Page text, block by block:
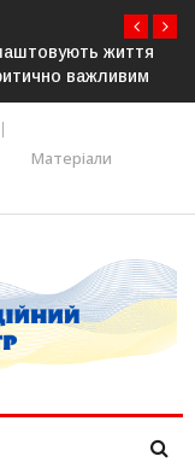
життя
важливим
У понад
Матеріали